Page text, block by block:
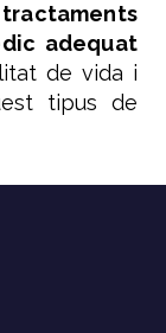
adequat
de vida i
tipus de